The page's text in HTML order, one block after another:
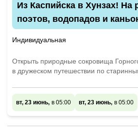
Из Каспийска в Хунзах! На
поэтов, водопадов и
Индивидуальная
Открыть природные сокровища
в дружеском путешествии по
вт, 23 июнь, в 05:00 вт, 23 июнь, в 05:00